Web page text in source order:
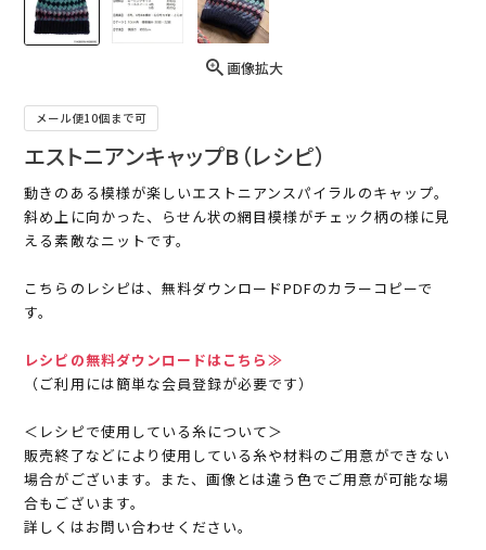
画像拡大
メール便10個まで可
エストニアンキャップB（レシピ）
動きのある模様が楽しいエストニアンスパイラルのキャップ。
斜め上に向かった、らせん状の網目模様がチェック柄の様に見
える素敵なニットです。
こちらのレシピは、無料ダウンロードPDFのカラーコピーで
す。
レシピの無料ダウンロードはこちら≫
（ご利用には簡単な会員登録が必要です）
＜レシピで使用している糸について＞
販売終了などにより使用している糸や材料のご用意ができない
場合がございます。また、画像とは違う色でご用意が可能な場
合もございます。
詳しくはお問い合わせください。